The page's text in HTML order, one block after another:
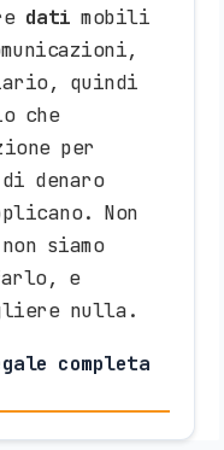
dati mobili
quindi
che
per
denaro
Non
siamo
e
nulla.
completa